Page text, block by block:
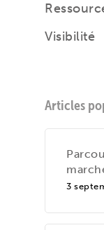
Visibilité
Articles
3